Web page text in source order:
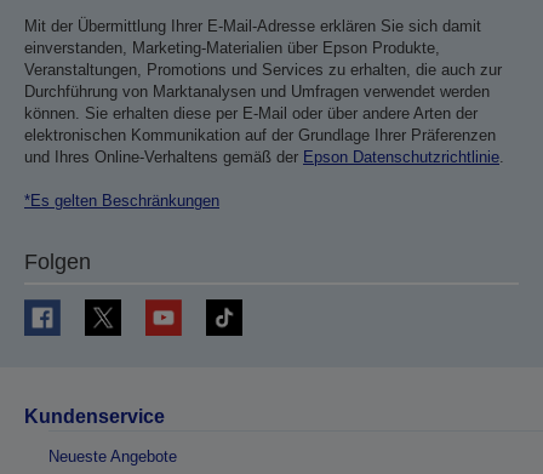
Mit der Übermittlung Ihrer E-Mail-Adresse erklären Sie sich damit
einverstanden, Marketing-Materialien über Epson Produkte,
Veranstaltungen, Promotions und Services zu erhalten, die auch zur
Durchführung von Marktanalysen und Umfragen verwendet werden
können. Sie erhalten diese per E-Mail oder über andere Arten der
elektronischen Kommunikation auf der Grundlage Ihrer Präferenzen
und Ihres Online-Verhaltens gemäß der Epson Datenschutzrichtlinie.
*Es gelten Beschränkungen
Folgen
Kundenservice
Neueste Angebote